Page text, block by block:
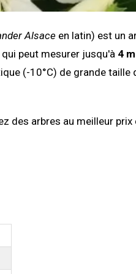
Alsace en latin) est un
peut mesurer jusqu'à 4
(-10°C) de grande taille
des arbres au meilleur prix